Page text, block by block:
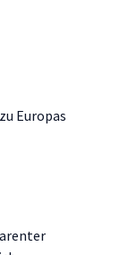
Europas